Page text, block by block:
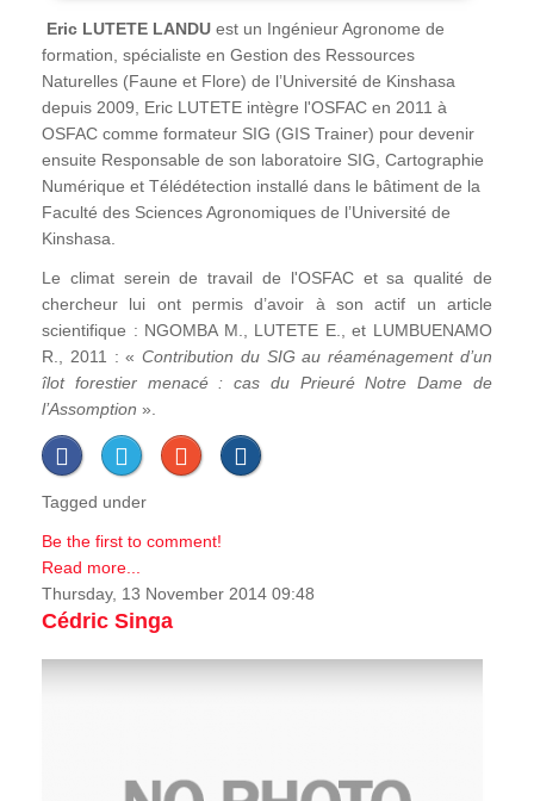
Eric LUTETE LANDU est un Ingénieur Agronome de
formation, spécialiste en Gestion des Ressources
Naturelles (Faune et Flore) de l’Université de Kinshasa
depuis 2009, Eric LUTETE intègre l'OSFAC en 2011 à
OSFAC comme formateur SIG (GIS Trainer) pour devenir
ensuite Responsable de son laboratoire SIG, Cartographie
Numérique et Télédétection installé dans le bâtiment de la
Faculté des Sciences Agronomiques de l’Université de
Kinshasa.
Le climat serein de travail de l'OSFAC et sa qualité de
chercheur lui ont permis d’avoir à son actif un article
scientifique : NGOMBA M., LUTETE E., et LUMBUENAMO
R., 2011 : «Contribution du SIG au réaménagement d’un
îlot forestier menacé : cas du Prieuré Notre Dame de
l’Assomption ».
Tagged under
Be the first to comment!
Read more...
Thursday, 13 November 2014 09:48
Cédric Singa